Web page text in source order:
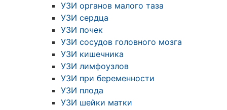
УЗИ органов малого таза
УЗИ сердца
УЗИ почек
УЗИ сосудов головного мозга
УЗИ кишечника
УЗИ лимфоузлов
УЗИ при беременности
УЗИ плода
УЗИ шейки матки